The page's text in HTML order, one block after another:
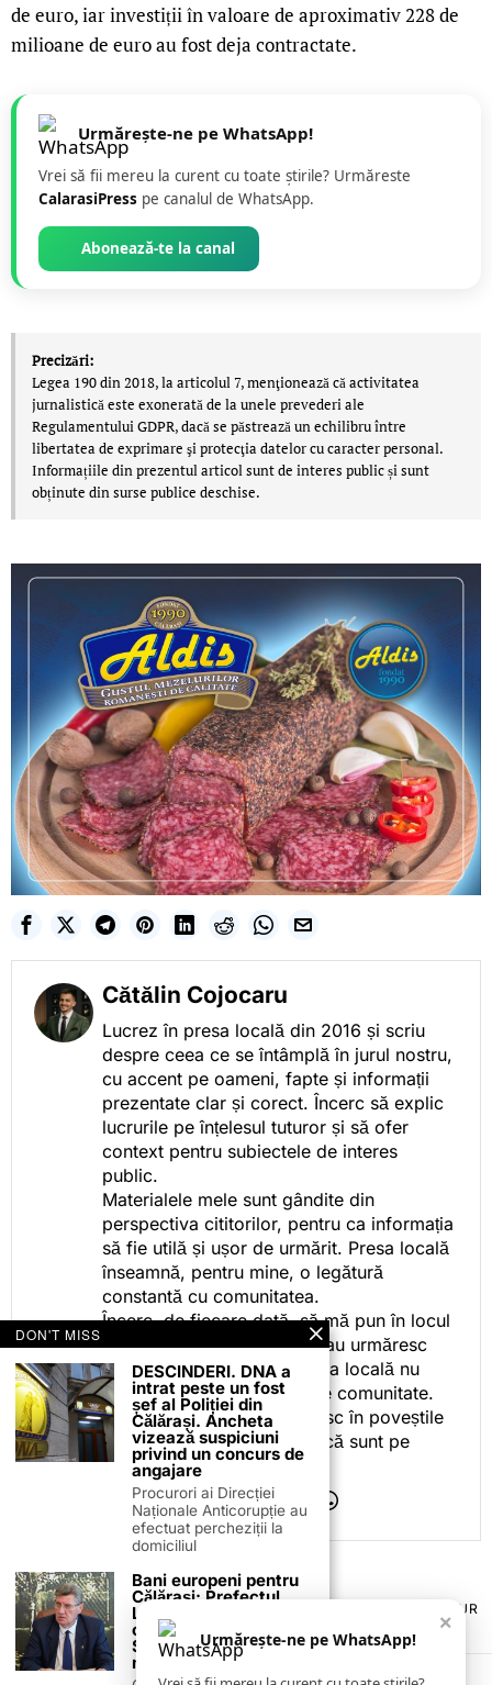
de euro, iar investiții în valoare de aproximativ 228 de
milioane de euro au fost deja contractate.
Urmărește-ne pe WhatsApp!
Vrei să fii mereu la curent cu toate știrile? Urmăreste
CalarasiPress pe canalul de WhatsApp.
Abonează-te la canal
Precizări:
Legea 190 din 2018, la articolul 7, menţionează că activitatea
jurnalistică este exonerată de la unele prevederi ale
Regulamentului GDPR, dacă se păstrează un echilibru între
libertatea de exprimare şi protecţia datelor cu caracter personal.
Informațiile din prezentul articol sunt de interes public și sunt
obținute din surse publice deschise.
Cătălin Cojocaru
Lucrez în presa locală din 2016 și scriu
despre ceea ce se întâmplă în jurul nostru,
cu accent pe oameni, fapte și informații
prezentate clar și corect. Încerc să explic
lucrurile pe înțelesul tuturor și să ofer
context pentru subiectele de interes
public.
Materialele mele sunt gândite din
perspectiva cititorilor, pentru ca informația
să fie utilă și ușor de urmărit. Presa locală
înseamnă, pentru mine, o legătură
constantă cu comunitatea.
Încerc, de fiecare dată, să mă pun în locul
celor care citesc, privesc sau urmăresc
ceea ce fac. Pentru că presa locală nu
este despre mine, ci despre comunitate.
Iar dacă oamenii se regăsesc în poveștile
pe care le spun, înseamnă că sunt pe
drumul bun.
TERMENI ȘI CONDIȚII
POLITICA DE ANULARE & RETUR
PUBLICITATE ONLINE & TIPĂRITĂ
CONTACT
ZIARUL ANUNȚUL CĂLĂRĂȘEAN
×
Urmărește-ne pe WhatsApp!
DON'T MISS
DESCINDERI. DNA a
intrat peste un fost
șef al Poliției din
Călărași. Ancheta
vizează suspiciuni
privind un concurs de
angajare
Procurori ai Direcției
Naționale Anticorupție au
efectuat percheziții la
domiciliul
Bani europeni pentru
Călărași: Prefectul
Laurențiu State anunță
colaborarea cu ADR
Sud-Muntenia pentru
noi finanțări